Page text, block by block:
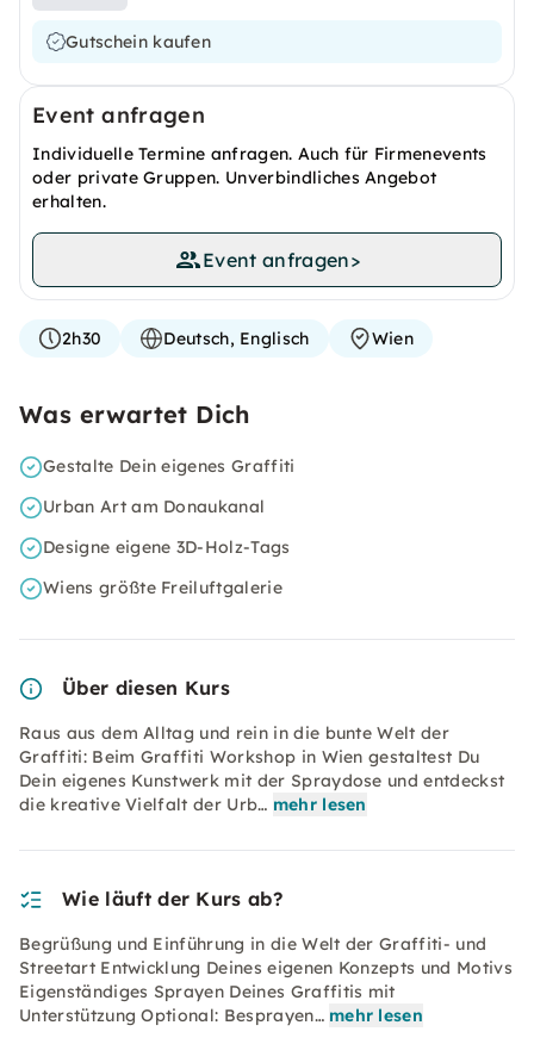
Gutschein kaufen
Event anfragen
Individuelle Termine anfragen. Auch für Firmenevents
oder private Gruppen. Unverbindliches Angebot
erhalten.
Event anfragen>
2h30 Deutsch, Englisch Wien
Was erwartet Dich
Gestalte Dein eigenes Graffiti
Urban Art am Donaukanal
Designe eigene 3D-Holz-Tags
Wiens größte Freiluftgalerie
Über diesen Kurs
Raus aus dem Alltag und rein in die bunte Welt der
Graffiti: Beim Graffiti Workshop in Wien gestaltest Du
Dein eigenes Kunstwerk mit der Spraydose und entdeckst
die kreative Vielfalt der Urb… mehr lesen
Wie läuft der Kurs ab?
Begrüßung und Einführung in die Welt der Graffiti- und
Streetart Entwicklung Deines eigenen Konzepts und Motivs
Eigenständiges Sprayen Deines Graffitis mit
Unterstützung Optional: Besprayen… mehr lesen